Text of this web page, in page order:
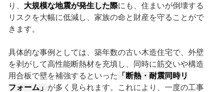
り、 大規模な地震が発生した際にも、住まいが倒壊する
リスクを大幅に低減し、家族の命と財産を守ることがで
きます。
具体的な事例としては、築年数の古い木造住宅で、外壁
を剥がして高性能断熱材を充填し、同時に筋交いや構造
用合板で壁を補強するといった
「断熱・耐震同時リ
フォーム」 が多く見られます。これにより、一度の工事